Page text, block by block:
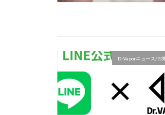
Dr.Vaporニュース/お